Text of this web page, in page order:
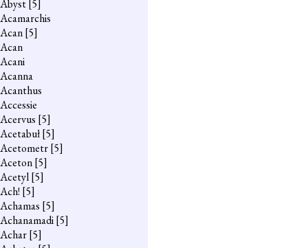
Abyst[5]
Acamarchis
Acan[5]
Acan
Acani
Acanna
Acanthus
Accessie
Acervus [5]
Acetabuł[5]
Acetometr[5]
Aceton[5]
Acetyl[5]
Ach! [5]
Achamas [5]
Achanamadi[5]
Achar[5]